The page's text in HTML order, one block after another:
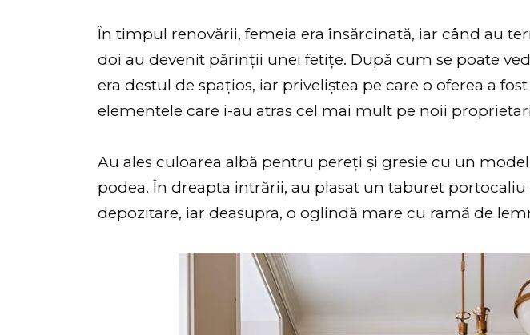
În timpul renovării, femeia era însărcinată, iar când au
doi au devenit părinții unei fetițe. După cum se poate
era destul de spațios, iar priveliștea pe care o oferea a
elementele care i-au atras cel mai mult pe noii
Au ales culoarea albă pentru pereți și gresie cu un
podea. În dreapta intrării, au plasat un taburet
depozitare, iar deasupra, o oglindă mare cu ramă de